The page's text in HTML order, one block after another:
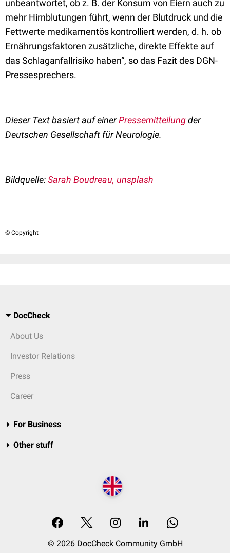
unbeantwortet, ob z. B. der Konsum von Eiern auch zu
mehr Hirnblutungen führt, wenn der Blutdruck und die
Fettwerte medikamentös kontrolliert werden, d. h. ob
Ernährungsfaktoren zusätzliche, direkte Effekte auf
das Schlaganfallrisiko haben“, so das Fazit des DGN-
Pressesprechers.
Dieser Text basiert auf einerPressemitteilungder
Deutschen Gesellschaft für Neurologie.
Bildquelle:Sarah Boudreau, unsplash
© Copyright
DocCheck
About Us
Investor Relations
Press
Career
For Business
Other stuff
© 2026 DocCheck Community GmbH